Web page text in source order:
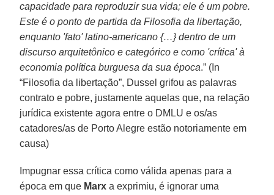
capacidade para reproduzir sua vida; ele é um pobre.
Este é o ponto de partida da Filosofia da libertação,
enquanto 'fato' latino-americano {…} dentro de um
discurso arquitetônico e categórico e como 'crítica' à
economia política burguesa da sua época.” (In
“Filosofia da libertação”, Dussel grifou as palavras
contrato e pobre, justamente aquelas que, na relação
jurídica existente agora entre o DMLU e os/as
catadores/as de Porto Alegre estão notoriamente em
causa)
Impugnar essa crítica como válida apenas para a
época em que Marx a exprimiu, é ignorar uma